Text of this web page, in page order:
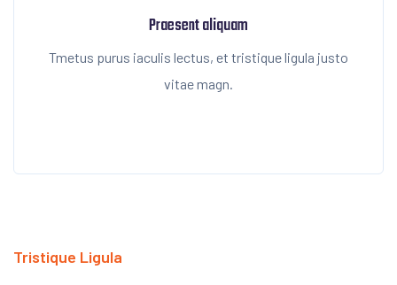
Praesent aliquam
Tmetus purus iaculis lectus, et tristique ligula justo
vitae magn.
Tristique Ligula